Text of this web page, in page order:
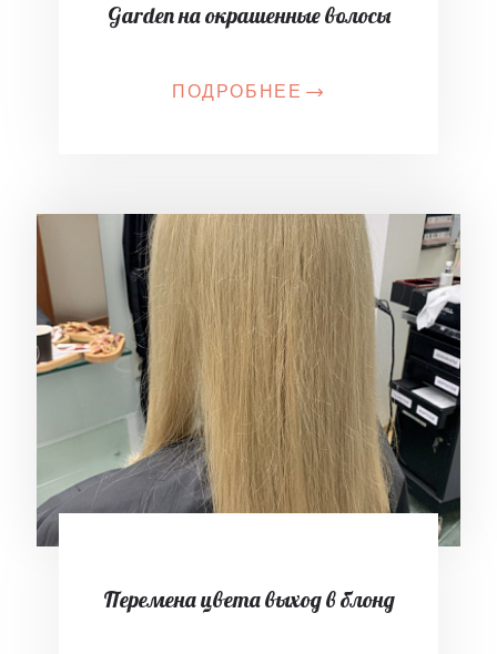
Garden на окрашенные волосы
ПОДРОБНЕЕ
Перемена цвета выход в блонд